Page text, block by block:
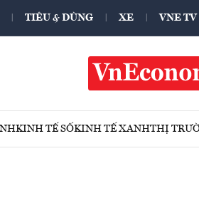
TIÊU & DÙNG XE VNE TV
KINH TẾ SỐKINH TẾ XANHTHỊ